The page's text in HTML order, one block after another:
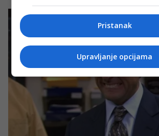
Pristanak
Upravljanje opcijama